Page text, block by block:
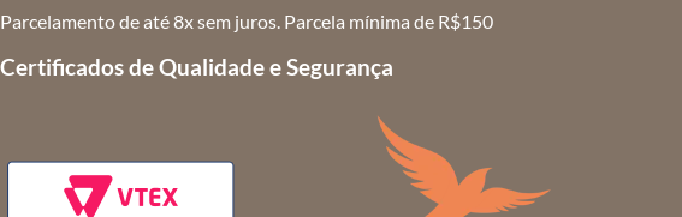
Parcelamento de até 8x sem juros. Parcela mínima de R$150
Certificados de Qualidade e Segurança